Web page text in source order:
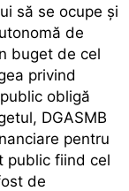
să se ocupe și
de
buget de cel
privind
obligă
DGASMB
pentru
public fiind cel
de